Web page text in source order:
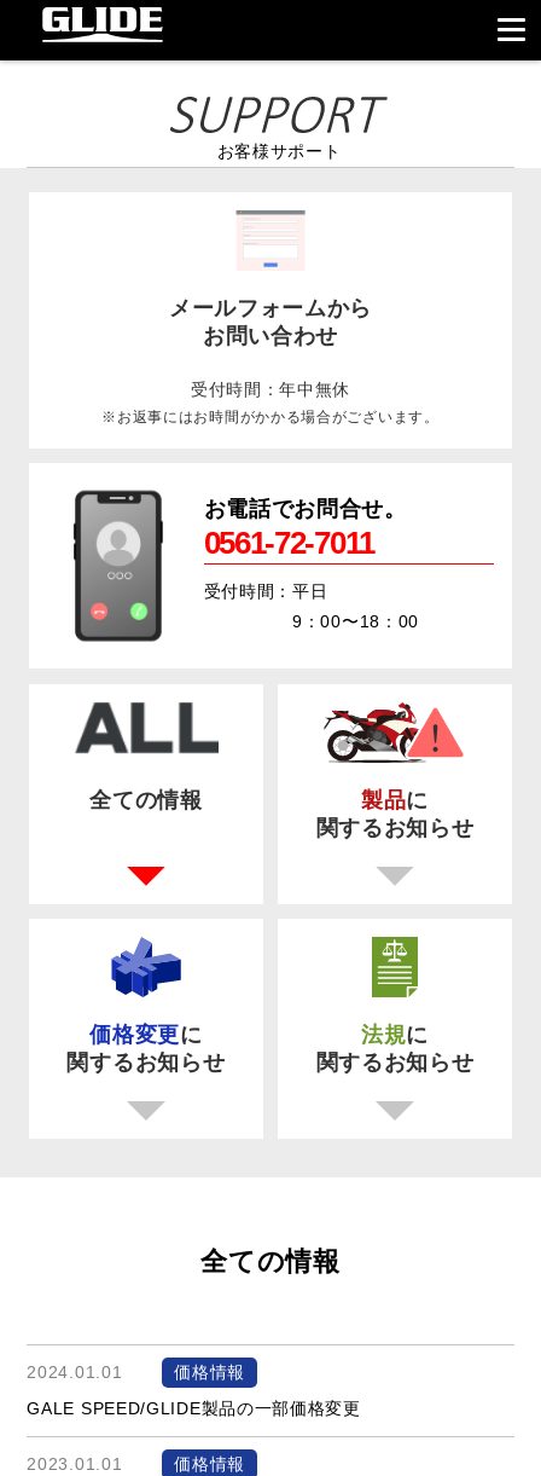
お客様サポート
メールフォームから
お問い合わせ
受付時間：年中無休
※お返事にはお時間がかかる場合がございます。
お電話でお問合せ。
0561-72-7011
受付時間：平日
9：00〜18：00
全ての情報 製品に
関するお知らせ
価格変更に
関するお知らせ
法規に
関するお知らせ
全ての情報
2024.01.01
価格情報
GALE SPEED/GLIDE製品の一部価格変更
2023.01.01
価格情報